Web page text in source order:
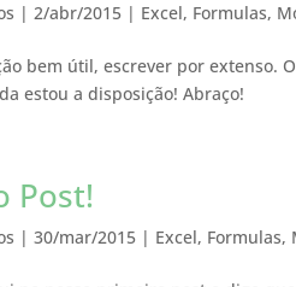
| 2/abr/2015| Excel, Formulas,
bem útil, escrever por extenso.
estou a disposição! Abraço!
Post!
| 30/mar/2015| Excel, Formulas,